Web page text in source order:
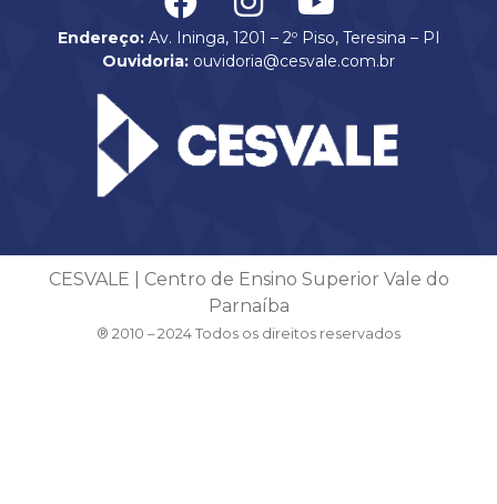
Endereço:Av. Ininga, 1201 – 2º Piso, Teresina – PI
Ouvidoria: ouvidoria@cesvale.com.br
CESVALE | Centro de Ensino Superior Vale do
Parnaíba
® 2010 – 2024 Todos os direitos reservados